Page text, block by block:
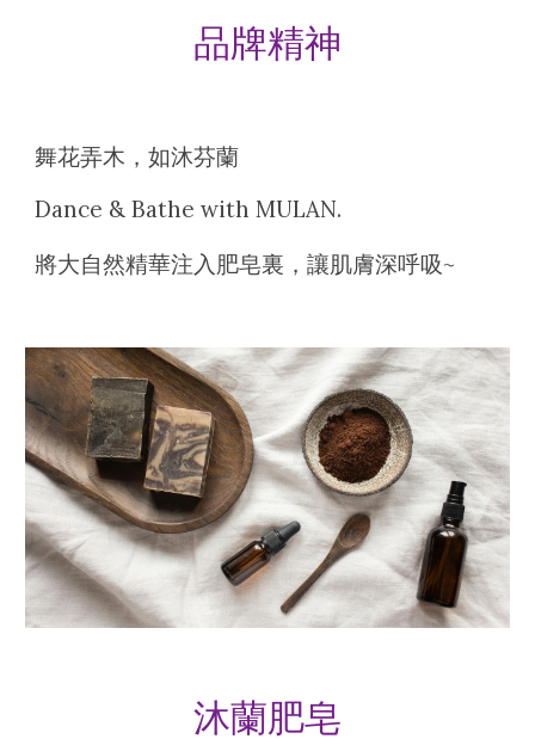
品牌精神
舞花弄木，如沐芬蘭
Dance & Bathe with MULAN.
將大自然精華注入肥皂裏，讓肌膚深呼吸~
沐蘭肥皂